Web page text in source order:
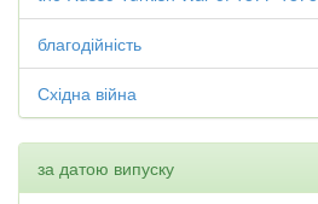
благодійність
Східна війна
за датою випуску